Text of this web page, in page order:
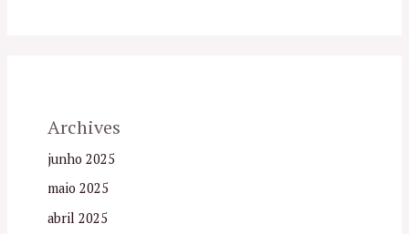
Archives
junho 2025
maio 2025
abril 2025